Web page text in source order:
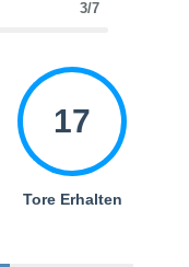
3/7
17
Tore Erhalten